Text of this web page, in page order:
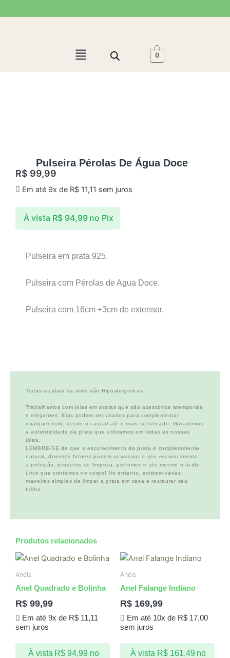
para
Menu 0
Pulseira Pérolas De Água Doce
R$ 99,99
Em até 9x de R$11,11 sem juros
À vista R$94,99 no Pix
Pulseira em prata 925.
Pulseira com Pérolas de Agua Doce.
Pulseira com 16cm +3cm de extensor.
Todas as jóias da aime são Hipoalerginicas
Trabalhamos com jóias em pratas que são acessórios atemporais
e elegantes. Elas podem ser usados para complementar
qualquer look, desde o casual até o mais sofisticado. Garantimos
a autenticidade da prata que utilizamos em todas as nossas
jóias.
LEMBRE-SE de que o escurecimento da prata é completamente
natural, diversos fatores podem ocasionar o seu escurecimento,
a poluição, produtos de limpeza, perfumes e ate mesmo o ácido
úrico que contemos no corpo! No entanto, existem várias
maneiras simples de limpar a prata em casa e restaurar seu
brilho.
Produtos relacionados
Anéis
Anel Quadrado e Bolinha
R$ 99,99
Em até 9x de R$11,11
sem juros
À vista R$ 94,99 no
Anéis
Anel Falange Indiano
R$ 169,99
Em até 10x de R$17,00
sem juros
À vista R$161,49 no